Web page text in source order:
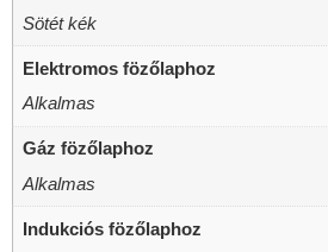
Sötét kék
Elektromos fözőlaphoz
Alkalmas
Gáz fözőlaphoz
Alkalmas
Indukciós fözőlaphoz